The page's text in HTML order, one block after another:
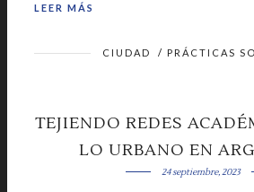
LEER MÁS
CIUDAD / PRÁCTICAS
TEJIENDO REDES
LO URBANO EN
24 septiembre, 2023